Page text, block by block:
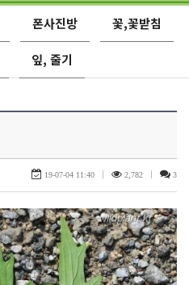
폰사진방 꽃,꽃받침
잎, 줄기
19-07-04 11:40 2,782 3